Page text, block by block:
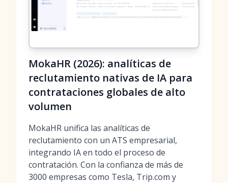
MokaHR (2026): analíticas de
reclutamiento nativas de IA para
contrataciones globales de alto
volumen
MokaHR unifica las analíticas de
reclutamiento con un ATS empresarial,
integrando IA en todo el proceso de
contratación. Con la confianza de más de
3000 empresas como Tesla, Trip.com y